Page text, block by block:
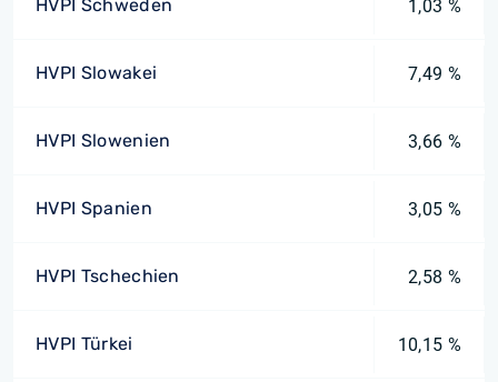
HVPI Schweden 1,03 %
HVPI Slowakei 7,49 %
HVPI Slowenien 3,66 %
HVPI Spanien 3,05 %
HVPI Tschechien 2,58 %
HVPI Türkei 10,15 %